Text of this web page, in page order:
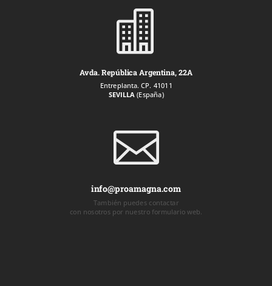

Avda. República Argentina, 22A
Entreplanta. CP. 41011
SEVILLA (España)

info@proamagna.com
También puedes contactar
con nosotros por nuestro formulario web.